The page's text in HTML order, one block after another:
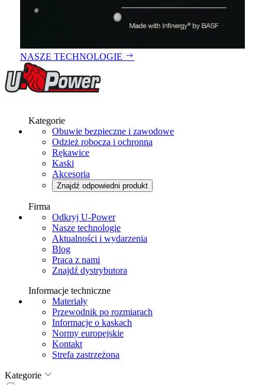
NASZE TECHNOLOGIE
Kategorie
Obuwie bezpieczne i zawodowe
Odzież robocza i ochronna
Rękawice
Kaski
Akcesoria
Znajdź odpowiedni produkt
Firma
Odkryj U-Power
Nasze technologie
Aktualności i wydarzenia
Blog
Praca z nami
Znajdź dystrybutora
Informacje techniczne
Materiały
Przewodnik po rozmiarach
Informacje o kaskach
Normy europejskie
Kontakt
Strefa zastrzeżona
Kategorie